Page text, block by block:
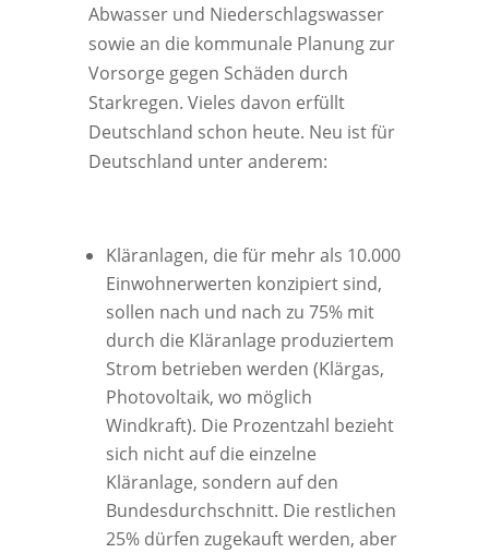
Abwasser und Niederschlagswasser
sowie an die kommunale Planung zur
Vorsorge gegen Schäden durch
Starkregen. Vieles davon erfüllt
Deutschland schon heute. Neu ist für
Deutschland unter anderem:
Kläranlagen, die für mehr als 10.000
Einwohnerwerten konzipiert sind,
sollen nach und nach zu 75% mit
durch die Kläranlage produziertem
Strom betrieben werden (Klärgas,
Photovoltaik, wo möglich
Windkraft). Die Prozentzahl bezieht
sich nicht auf die einzelne
Kläranlage, sondern auf den
Bundesdurchschnitt. Die restlichen
25% dürfen zugekauft werden, aber